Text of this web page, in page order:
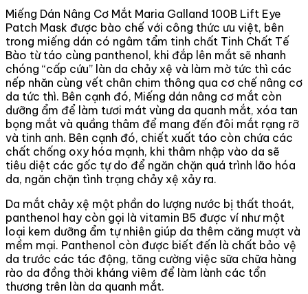
Miếng Dán Nâng Cơ Mắt Maria Galland 100B Lift Eye
Patch Mask được bào chế với công thức ưu việt, bên
trong miếng dán có ngâm tẩm tinh chất Tinh Chất Tế
Bào từ táo cùng panthenol, khi đắp lên mắt sẽ nhanh
chóng “cấp cứu” làn da chảy xệ và làm mờ tức thì các
nếp nhăn cùng vết chân chim thông qua cơ chế nâng cơ
da tức thì. Bên cạnh đó, Miếng dán nâng cơ mắt còn
dưỡng ẩm để làm tươi mát vùng da quanh mắt, xóa tan
bọng mắt và quầng thâm để mang đến đôi mắt rạng rỡ
và tinh anh. Bên cạnh đó, chiết xuất táo còn chứa các
chất chống oxy hóa mạnh, khi thâm nhập vào da sẽ
tiêu diệt các gốc tự do để ngăn chặn quá trình lão hóa
da, ngăn chặn tình trạng chảy xệ xảy ra.
Da mắt chảy xệ một phần do lượng nước bị thất thoát,
panthenol hay còn gọi là vitamin B5 được ví như một
loại kem dưỡng ẩm tự nhiên giúp da thêm căng mượt và
mềm mại. Panthenol còn được biết đến là chất bảo vệ
da trước các tác động, tăng cường việc sữa chữa hàng
rào da đồng thời kháng viêm để làm lành các tổn
thương trên làn da quanh mắt.